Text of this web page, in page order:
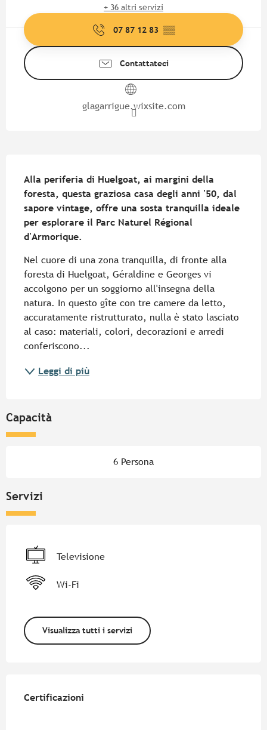
+ 36 altri servizi
07 87 12 83 ▒▒
Contattateci
glagarrigue.wixsite.com
Alla periferia di Huelgoat, ai margini della
foresta, questa graziosa casa degli anni '50, dal
sapore vintage, offre una sosta tranquilla ideale
per esplorare il Parc Naturel Régional
d'Armorique.
Nel cuore di una zona tranquilla, di fronte alla
foresta di Huelgoat, Géraldine e Georges vi
accolgono per un soggiorno all'insegna della
natura. In questo gîte con tre camere da letto,
accuratamente ristrutturato, nulla è stato lasciato
al caso: materiali, colori, decorazioni e arredi
conferiscono...
Leggi di più
Capacità
6 Persona
Servizi
Televisione
Wi-Fi
Visualizza tutti i servizi
Certificazioni
Certificazioni